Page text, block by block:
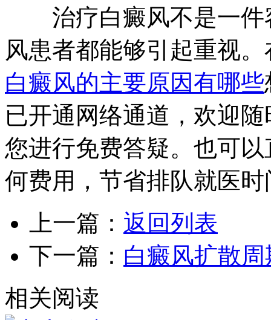
治疗白癜风不是一件
风患者都能够引起重视
白癜风的主要原因有哪些
已开通网络通道，欢迎
您进行免费答疑。也可
何费用，节省排队就医时
上一篇： 返回列表
下一篇： 白癜风扩散
相关阅读